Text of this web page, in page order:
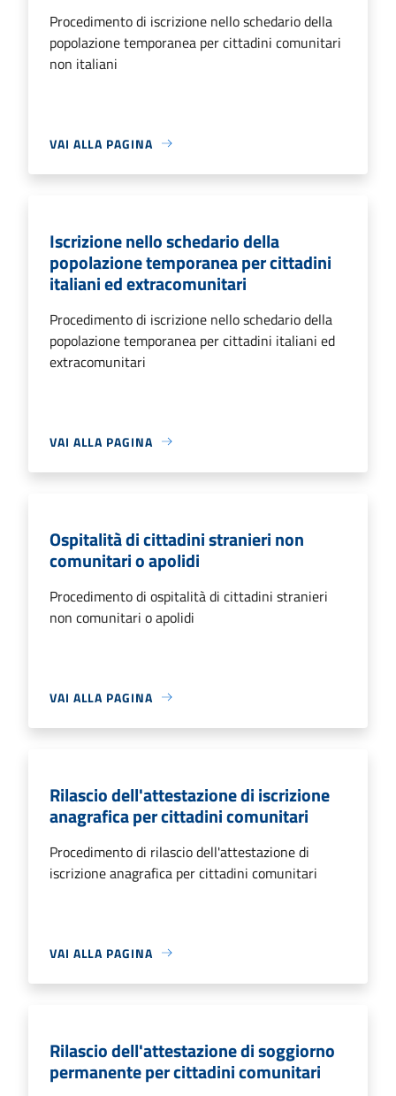
Procedimento di iscrizione nello schedario della
popolazione temporanea per cittadini comunitari
non italiani
VAI ALLA PAGINA
Iscrizione nello schedario della
popolazione temporanea per cittadini
italiani ed extracomunitari
Procedimento di iscrizione nello schedario della
popolazione temporanea per cittadini italiani ed
extracomunitari
VAI ALLA PAGINA
Ospitalità di cittadini stranieri non
comunitari o apolidi
Procedimento di ospitalità di cittadini stranieri
non comunitari o apolidi
VAI ALLA PAGINA
Rilascio dell'attestazione di iscrizione
anagrafica per cittadini comunitari
Procedimento di rilascio dell'attestazione di
iscrizione anagrafica per cittadini comunitari
VAI ALLA PAGINA
Rilascio dell'attestazione di soggiorno
permanente per cittadini comunitari